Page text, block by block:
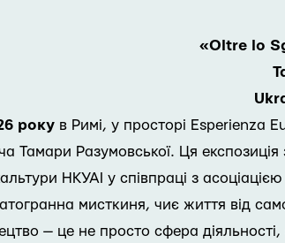
«Oltre lo
року в Римі, у просторі Esperienza
Тамари Разумовської. Ця
НКУАІ у співпраці з
мисткиня, чиє життя від
— це не просто сфера